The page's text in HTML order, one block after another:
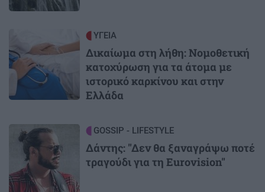
ΥΓΕΙΑ
Δικαίωμα στη λήθη: Νομοθετική
κατοχύρωση για τα άτομα με
ιστορικό καρκίνου και στην
Ελλάδα
Image GOSSIP - LIFESTYLE
Δάντης: "Δεν θα ξαναγράψω ποτέ
τραγούδι για τη Eurovision"